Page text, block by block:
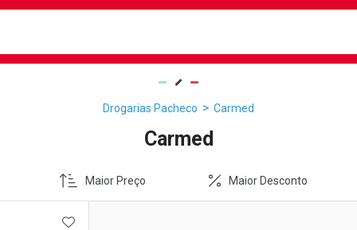
Drogarias Pacheco Carmed
Carmed
Maior Preço Maior Desconto
ADICIONAR AOS FAVORITOS